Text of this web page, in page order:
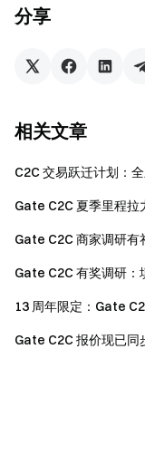
分享
相关文章
C2C 交易跃迁计划：
Gate C2C 夏季里程拉
Gate C2C 商家调研有
Gate C2C 有奖调研：
13 周年限定：Gate
Gate C2C 报价现已